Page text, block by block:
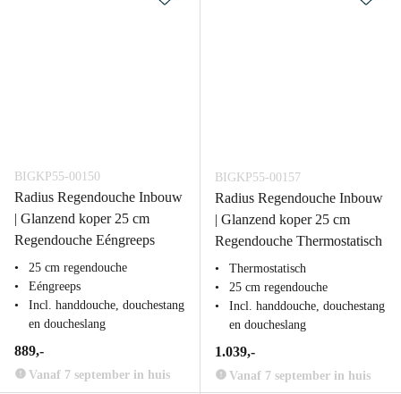
BIGKP55-00150
Radius Regendouche Inbouw
| Glanzend koper 25 cm
Regendouche Eéngreeps
25 cm regendouche
Eéngreeps
Incl. handdouche, douchestang
en doucheslang
889,-
Vanaf 7 september in huis
BIGKP55-00157
Radius Regendouche Inbouw
| Glanzend koper 25 cm
Regendouche Thermostatisch
Thermostatisch
25 cm regendouche
Incl. handdouche, douchestang
en doucheslang
1.039,-
Vanaf 7 september in huis